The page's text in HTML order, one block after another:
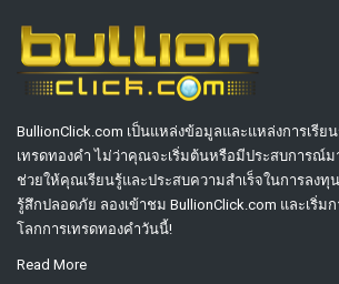
BullionClick.com เป็นแหล่งข้อมูลและแหล่งการเรีย
เทรดทองคำ ไม่ว่าคุณจะเริ่มต้นหรือมีประสบการณ์ม
ช่วยให้คุณเรียนรู้และประสบความสำเร็จในการลงทุ
รู้สึกปลอดภัย ลองเข้าชม BullionClick.com และเริ่ม
โลกการเทรดทองคำวันนี้!
Read More